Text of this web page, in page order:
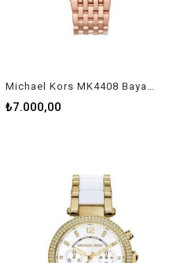
Michael Kors MK4408 Bayan Kol Saati
₺7.000,00